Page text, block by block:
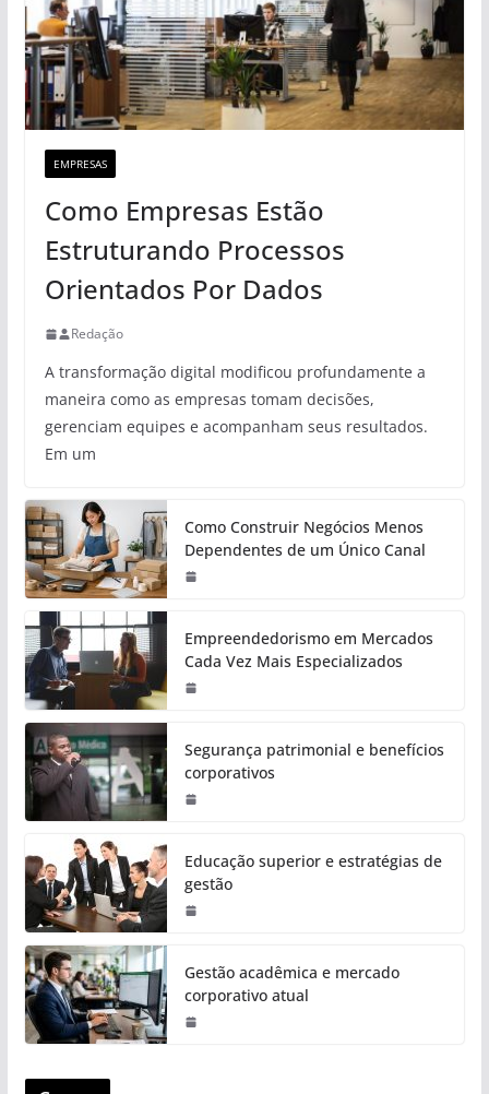
EMPRESAS
Como Empresas Estão
Estruturando Processos
Orientados Por Dados
Redação
A transformação digital modificou profundamente a
maneira como as empresas tomam decisões,
gerenciam equipes e acompanham seus resultados.
Em um
Como Construir Negócios Menos
Dependentes de um Único Canal
Empreendedorismo em Mercados
Cada Vez Mais Especializados
Segurança patrimonial e benefícios
corporativos
Educação superior e estratégias de
gestão
Gestão acadêmica e mercado
corporativo atual